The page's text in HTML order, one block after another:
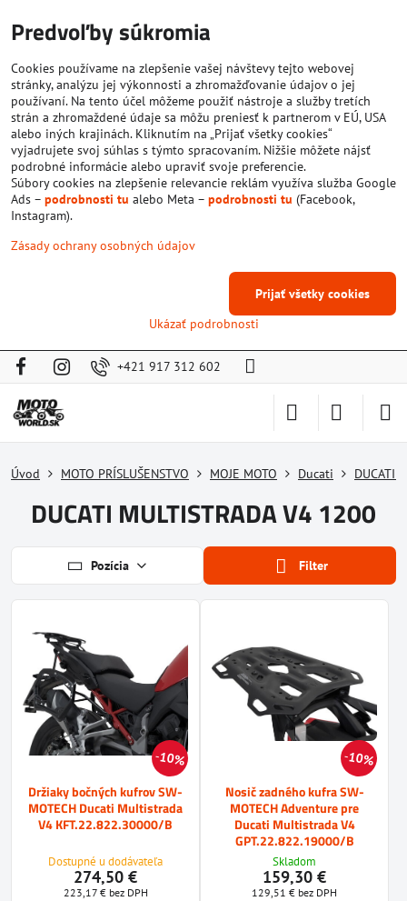
+421 917 312 602
Úvod MOTO PRÍSLUŠENSTVO MOJE MOTO Ducati DUCATI
DUCATI MULTISTRADA V4 1200
Pozícia Filter
10%
Držiaky bočných kufrov SW-
MOTECH Ducati Multistrada
V4 KFT.22.822.30000/B
Dostupné u dodávateľa
274,50 €
223,17 € bez DPH
10%
Nosič zadného kufra SW-
MOTECH Adventure pre
Ducati Multistrada V4
GPT.22.822.19000/B
Skladom
159,30 €
129,51 € bez DPH
Predvoľby súkromia
Cookies používame na zlepšenie vašej návštevy tejto webovej
stránky, analýzu jej výkonnosti a zhromažďovanie údajov o jej
používaní. Na tento účel môžeme použiť nástroje a služby tretích
strán a zhromaždené údaje sa môžu preniesť k partnerom v EÚ, USA
alebo iných krajinách. Kliknutím na „Prijať všetky cookies“
vyjadrujete svoj súhlas s týmto spracovaním. Nižšie môžete nájsť
podrobné informácie alebo upraviť svoje preferencie.
Súbory cookies na zlepšenie relevancie reklám využíva služba Google
Ads – podrobnosti tu alebo Meta – podrobnosti tu (Facebook,
Instagram).
Zásady ochrany osobných údajov
Ukázať podrobnosti
Prijať všetky cookies